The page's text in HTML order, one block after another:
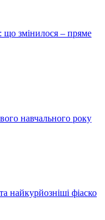
що змінилося – пряме
навчального року
найкурйозніші фіаско